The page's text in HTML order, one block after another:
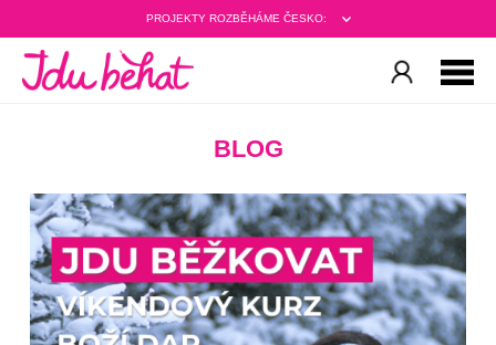
PROJEKTY ROZBĚHÁME ČESKO:
BLOG